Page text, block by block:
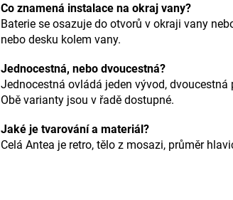
Co znamená instalace na okraj vany?
Baterie se osazuje do otvorů v okraji vany
nebo desku kolem vany.
Jednocestná, nebo dvoucestná?
Jednocestná ovládá jeden vývod,
Obě varianty jsou v řadě dostupné.
Jaké je tvarování a materiál?
Celá Antea je retro, tělo z mosazi, průměr